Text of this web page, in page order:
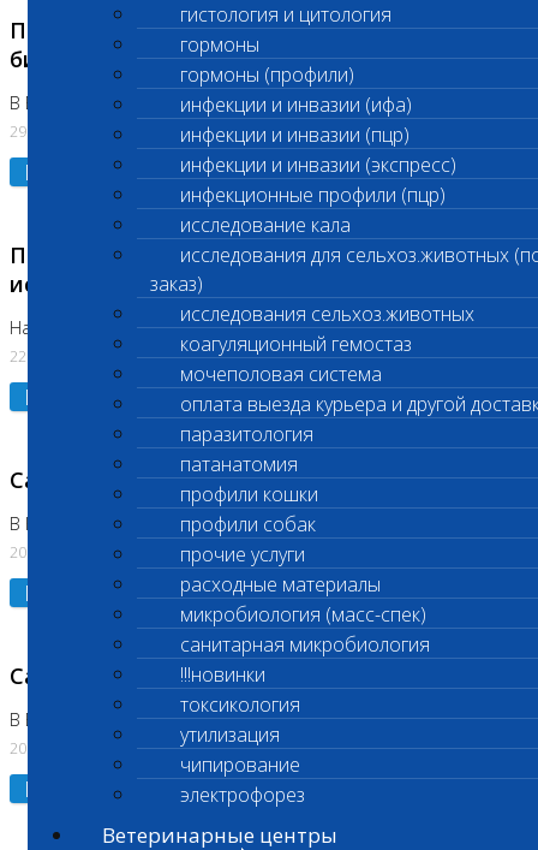
гистология и цитология
гормоны
гормоны (профили)
инфекции и инвазии (ифа)
инфекции и инвазии (пцр)
инфекции и инвазии (экспресс)
инфекционные профили (пцр)
исследование кала
исследования для сельхоз.животных
заказ)
исследования сельхоз.животных
коагуляционный гемостаз
мочеполовая система
оплата выезда курьера и другой
паразитология
патанатомия
профили кошки
профили собак
прочие услуги
расходные материалы
микробиология (масс-спек)
санитарная микробиология
!!!новинки
токсикология
утилизация
чипирование
электрофорез
Ветеринарные центры
Приостановлено выполнение срочных
биохимических исследований
В Бутово 29.07.26
29.07.2026
Подробнее
Приостановлено выполнение биохимических
исследований
На Нагорной. Код ( 123,310,309)
22.07.2026
Подробнее
Санитарные дни
В Коломне 24.07.2026 и 28.07.2026
20.07.2026
Подробнее
Санитарный день
В Бутово 21.07.2026
20.07.2026
Подробнее